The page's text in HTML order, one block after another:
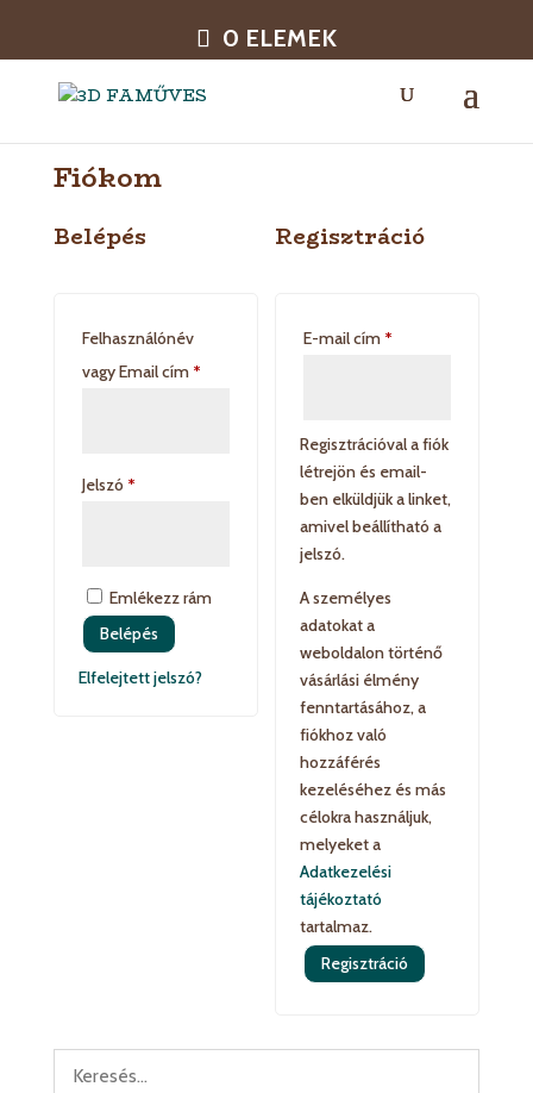
0 ELEMEK
Fiókom
Belépés
Felhasználónév
vagy Email cím *Kötelező
Jelszó *Kötelező
Emlékezz rám
Belépés
Elfelejtett jelszó?
Regisztráció
E-mail cím *
Regisztrációval a fiók
létrejön és email-
ben elküldjük a linket,
amivel beállítható a
jelszó.
A személyes
adatokat a
weboldalon történő
vásárlási élmény
fenntartásához, a
fiókhoz való
hozzáférés
kezeléséhez és más
célokra használjuk,
melyeket a
Adatkezelési
tájékoztató
tartalmaz.
Regisztráció